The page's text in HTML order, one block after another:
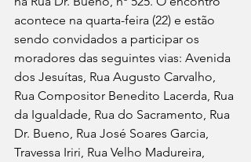
acontece na quarta-feira (22) e estão
sendo convidados a participar os
moradores das seguintes vias: Avenida
dos Jesuítas, Rua Augusto Carvalho,
Rua Compositor Benedito Lacerda, Rua
da Igualdade, Rua do Sacramento, Rua
Dr. Bueno, Rua José Soares Garcia,
Travessa Iriri, Rua Velho Madureira,